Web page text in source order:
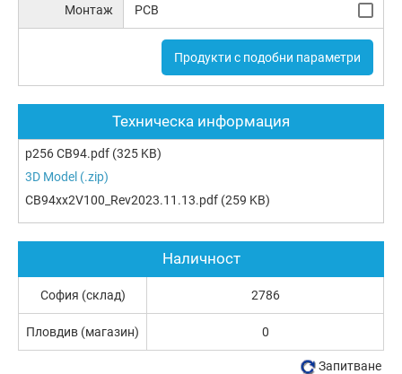
Монтаж PCB
Продукти с подобни параметри
Техническа информация
p256 CB94.pdf (325 KB)
3D Model (.zip)
CB94xx2V100_Rev2023.11.13.pdf (259 KB)
Наличност
София (склад) 2786
Пловдив (магазин) 0
Запитване